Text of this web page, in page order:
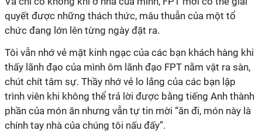
quyết được những thách thức, mâu thuẫn của một tổ
chức đang lớn lên từng ngày đặt ra.
Tôi vẫn nhớ vẻ mặt kinh ngạc của các bạn khách hàng khi
thấy lãnh đạo của mình ôm lãnh đạo FPT nằm vật ra sàn,
chút chít tâm sự. Thầy nhớ vẻ lo lắng của các bạn lập
trình viên khi không thể trả lời được bằng tiếng Anh thành
phần của món ăn nhưng vẫn tự tin mời “ăn đi, món này là
chính tay nhà của chúng tôi nấu đấy”.